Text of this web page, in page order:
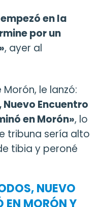
en la
por un
, ayer al
le lanzó:
Encuentro
en Morón», lo
tribuna sería alto
tibia y peroné
NUEVO
EN MORÓN Y